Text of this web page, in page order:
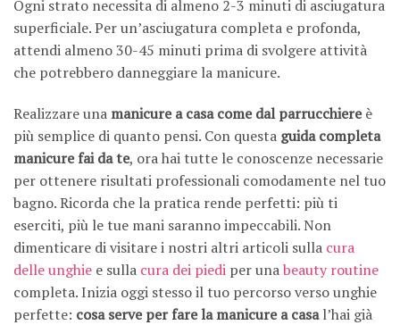
Ogni strato necessita di almeno 2-3 minuti di asciugatura
superficiale. Per un’asciugatura completa e profonda,
attendi almeno 30-45 minuti prima di svolgere attività
che potrebbero danneggiare la manicure.
Realizzare una manicure a casa come dal parrucchiereè
più semplice di quanto pensi. Con questa guida completa
manicure fai da te, ora hai tutte le conoscenze necessarie
per ottenere risultati professionali comodamente nel tuo
bagno. Ricorda che la pratica rende perfetti: più ti
eserciti, più le tue mani saranno impeccabili. Non
dimenticare di visitare i nostri altri articoli sulla cura
delle unghie e sulla cura dei piedi per unabeauty routine
completa. Inizia oggi stesso il tuo percorso verso unghie
perfette: cosa serve per fare la manicure a casal’hai già